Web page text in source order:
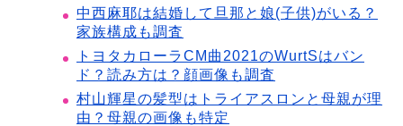
中西麻耶は結婚して旦那と娘(子供)がいる？
家族構成も調査
トヨタカローラCM曲2021のWurtSはバン
ド？読み方は？顔画像も調査
村山輝星の髪型はトライアスロンと母親が理
由？母親の画像も特定